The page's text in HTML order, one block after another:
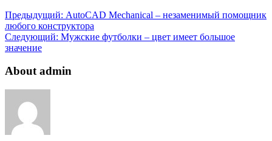
Предыдущий: AutoCAD Mechanical – незаменимый помощник
любого конструктора
Следующий: Мужские футболки – цвет имеет большое
значение
About admin